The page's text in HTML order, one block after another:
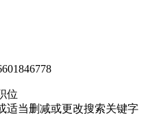
位
适当删减或更改搜索关键字